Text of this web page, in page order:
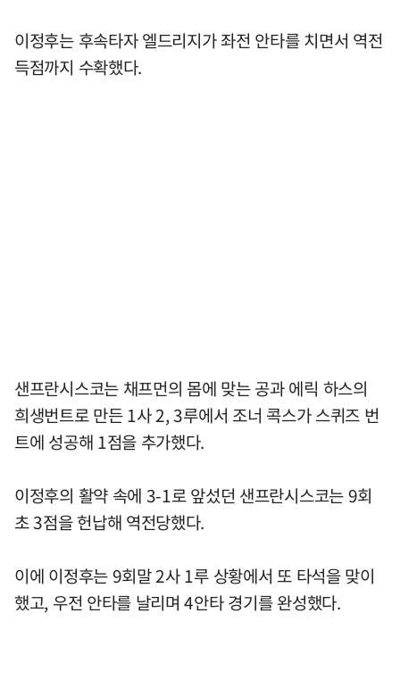
이정후는 후속타자 엘드리지가 좌전 안타를 치면서 역전
득점까지 수확했다.
샌프란시스코는 채프먼의 몸에 맞는 공과 에릭 하스의
희생번트로 만든 1사 2, 3루에서 조너 콕스가 스퀴즈 번
트에 성공해 1점을 추가했다.
이정후의 활약 속에 3-1로 앞섰던 샌프란시스코는 9회
초 3점을 헌납해 역전당했다.
이에 이정후는 9회말 2사 1루 상황에서 또 타석을 맞이
했고, 우전 안타를 날리며 4안타 경기를 완성했다.